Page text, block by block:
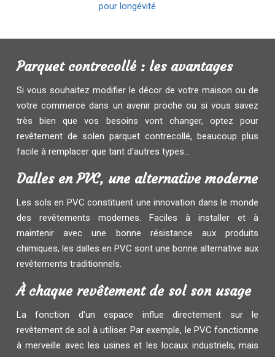
pour longévité
Parquet contrecollé : les avantages
Si vous souhaitez modifier le décor de votre maison ou de
votre commerce dans un avenir proche ou si vous savez
très bien que vos besoins vont changer, optez pour
revêtement de solen parquet contrecollé, beaucoup plus
facile à remplacer que tant d'autres types...
Dalles en PVC, une alternative moderne
Les sols en PVC constituent une innovation dans le monde
des revêtements modernes. Faciles à installer et à
maintenir avec une bonne résistance aux produits
chimiques, les dalles en PVC sont une bonne alternative aux
revêtements traditionnels.
À chaque revêtement de sol son usage
La fonction d'un espace influe directement sur le
revêtement de sol à utiliser. Par exemple, le PVC fonctionne
à merveille avec les usines et les locaux industriels, mais